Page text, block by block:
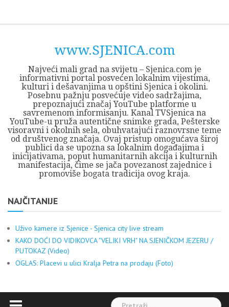
www.SJENICA.com
Najveći mali grad na svijetu – Sjenica.com je
informativni portal posvećen lokalnim vijestima,
kulturi i dešavanjima u opštini Sjenica i okolini.
Posebnu pažnju posvećuje video sadržajima,
prepoznajući značaj YouTube platforme u
savremenom informisanju. Kanal TVSjenica na
YouTube-u pruža autentične snimke grada, Pešterske
visoravni i okolnih sela, obuhvatajući raznovrsne teme
od društvenog značaja. Ovaj pristup omogućava široj
publici da se upozna sa lokalnim događajima i
inicijativama, poput humanitarnih akcija i kulturnih
manifestacija, čime se jača povezanost zajednice i
promoviše bogata tradicija ovog kraja.
NAJČITANIJE
Uživo kamere iz Sjenice - Sjenica city live stream
KAKO DOĆI DO VIDIKOVCA "VELIKI VRH" NA SJENIČKOM JEZERU /
PUTOKAZ (Video)
OGLAS: Placevi u ulici Kralja Petra na prodaju (Foto)
Pretraga: